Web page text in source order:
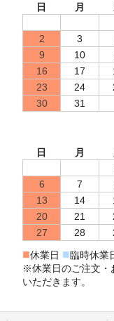
日
月
2
3
9
10
16
17
23
24
30
31
日
月
6
7
13
14
20
21
27
28
■休業日 ■臨時休業
※休業日のご注文・
いただきます。